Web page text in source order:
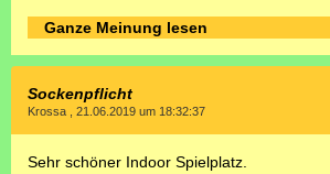
Ganze Meinung lesen
Sockenpflicht
Krossa , 21.06.2019 um 18:32:37
Sehr schöner Indoor Spielplatz.